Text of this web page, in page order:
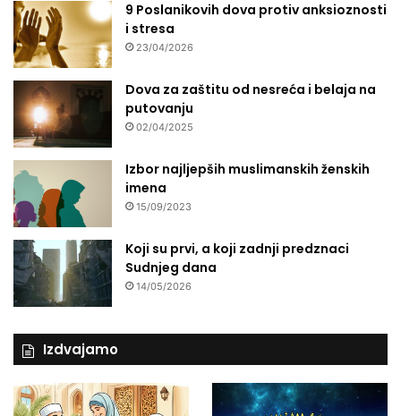
9 Poslanikovih dova protiv anksioznosti
i stresa
23/04/2026
Dova za zaštitu od nesreća i belaja na
putovanju
02/04/2025
Izbor najljepših muslimanskih ženskih
imena
15/09/2023
Koji su prvi, a koji zadnji predznaci
Sudnjeg dana
14/05/2026
Izdvajamo